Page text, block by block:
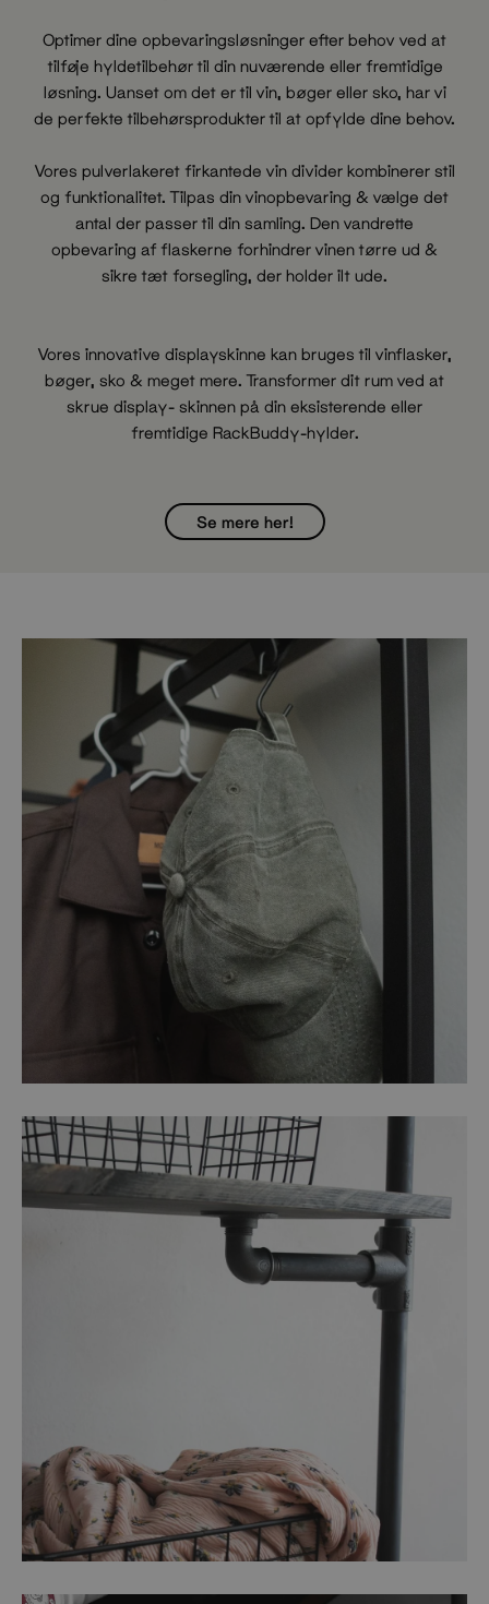
Optimer dine opbevaringsløsninger efter behov ved at
tilføje hyldetilbehør til din nuværende eller fremtidige
løsning. Uanset om det er til vin, bøger eller sko, har vi
de perfekte tilbehørsprodukter til at opfylde dine behov.
Vores pulverlakeret firkantede vin divider kombinerer stil
og funktionalitet. Tilpas din vinopbevaring & vælge det
antal der passer til din samling. Den vandrette
opbevaring af flaskerne forhindrer vinen tørre ud &
sikre tæt forsegling, der holder ilt ude.
Vores innovative displayskinne kan bruges til vinflasker,
bøger, sko & meget mere. Transformer dit rum ved at
skrue display- skinnen på din eksisterende eller
fremtidige RackBuddy-hylder.
Se mere her!